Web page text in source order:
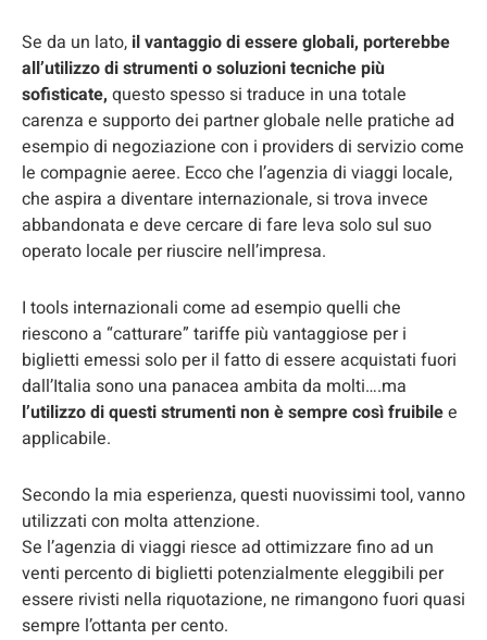
Se da un lato, il vantaggio di essere globali, porterebbe
all’utilizzo di strumenti o soluzioni tecniche più
sofisticate, questo spesso si traduce in una totale
carenza e supporto dei partner globale nelle pratiche ad
esempio di negoziazione con i providers di servizio come
le compagnie aeree. Ecco che l’agenzia di viaggi locale,
che aspira a diventare internazionale, si trova invece
abbandonata e deve cercare di fare leva solo sul suo
operato locale per riuscire nell’impresa.
I tools internazionali come ad esempio quelli che
riescono a “catturare” tariffe più vantaggiose per i
biglietti emessi solo per il fatto di essere acquistati fuori
dall’Italia sono una panacea ambita da molti….ma
l’utilizzo di questi strumenti non è sempre così fruibilee
applicabile.
Secondo la mia esperienza, questi nuovissimi tool, vanno
utilizzati con molta attenzione.
Se l’agenzia di viaggi riesce ad ottimizzare fino ad un
venti percento di biglietti potenzialmente eleggibili per
essere rivisti nella riquotazione, ne rimangono fuori quasi
sempre l’ottanta per cento.